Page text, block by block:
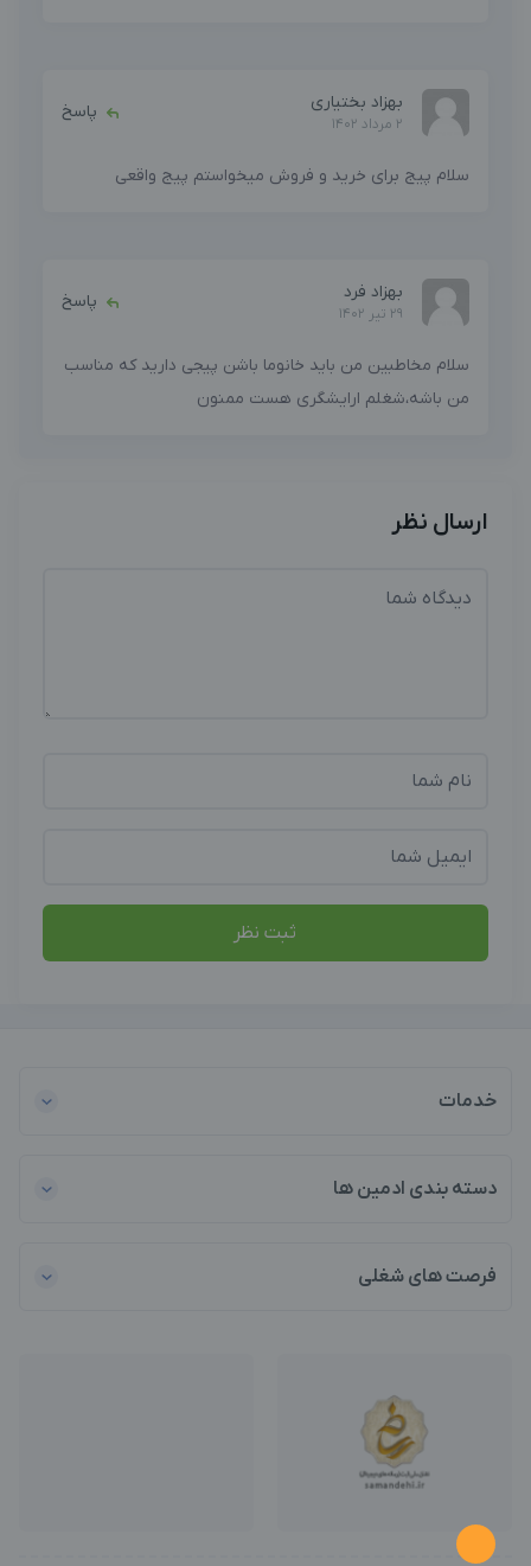
بهزاد بختیاری
2 مرداد 1402
پاسخ
سلام پیج برای خرید و فروش میخواستم پیج واقعی
بهزاد فرد
29 تیر 1402
پاسخ
سلام مخاطبین من باید خانوما باشن پیجی دارید که مناسب
من باشه،شغلم ارایشگری هست ممنون
ارسال نظر
ثبت نظر
خدمات
دسته بندی ادمین ها
فرصت های شغلی